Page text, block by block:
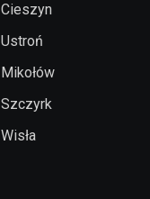
Cieszyn
Ustroń
Mikołów
Szczyrk
Wisła